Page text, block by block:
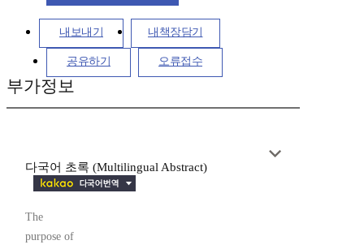
내보내기 내책장담기
공유하기 오류접수
부가정보
다국어 초록 (Multilingual Abstract)
The
purpose of